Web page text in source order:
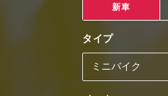
新車
タイプ